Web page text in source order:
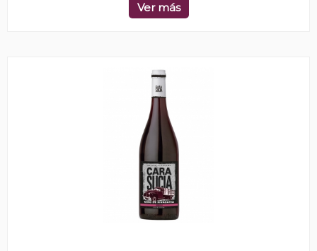
Ver más